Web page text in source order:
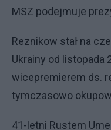
MSZ podejmuje
Reznikow stał na
Ukrainy od listopada
wicepremierem ds.
tymczasowo
41-letni Rustem